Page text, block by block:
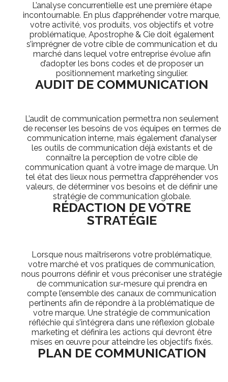
L’analyse concurrentielle est une première étape
incontournable. En plus d’appréhender votre marque,
votre activité, vos produits, vos objectifs et votre
problématique, Apostrophe & Cie doit également
s’imprégner de votre cible de communication et du
marché dans lequel votre entreprise évolue afin
d’adopter les bons codes et de proposer un
positionnement marketing singulier.
AUDIT DE COMMUNICATION
L’audit de communication permettra non seulement
de recenser les besoins de vos équipes en termes de
communication interne, mais également d’analyser
les outils de communication déjà existants et de
connaître la perception de votre cible de
communication quant à votre image de marque. Un
tel état des lieux nous permettra d’appréhender vos
valeurs, de déterminer vos besoins et de définir une
stratégie de communication globale.
RÉDACTION DE VOTRE
STRATÉGIE
Lorsque nous maîtriserons votre problématique,
votre marché et vos pratiques de communication,
nous pourrons définir et vous préconiser une stratégie
de communication sur-mesure qui prendra en
compte l’ensemble des canaux de communication
pertinents afin de répondre à la problématique de
votre marque. Une stratégie de communication
réfléchie qui s’intégrera dans une réflexion globale
marketing et définira les actions qui devront être
mises en œuvre pour atteindre les objectifs fixés.
PLAN DE COMMUNICATION